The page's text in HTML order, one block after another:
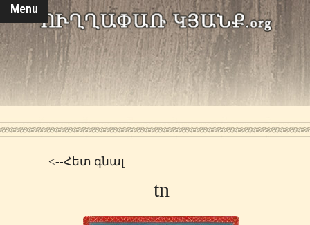
Menu
<--Հետ գնալ
tn